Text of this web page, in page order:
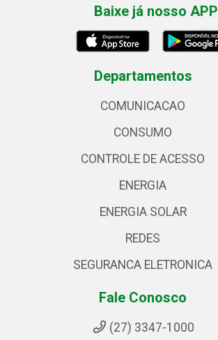
Baixe já nosso APP
Departamentos
COMUNICACAO
CONSUMO
CONTROLE DE ACESSO
ENERGIA
ENERGIA SOLAR
REDES
SEGURANCA ELETRONICA
Fale Conosco
(27) 3347-1000